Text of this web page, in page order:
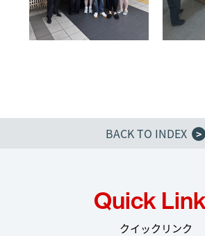
BACK TO INDEX
>
Quick
クイックリンク